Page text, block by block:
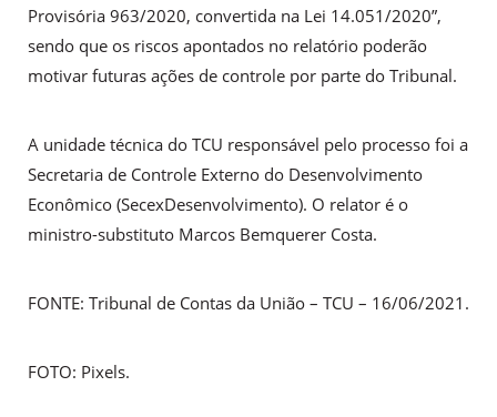
Provisória 963/2020, convertida na Lei 14.051/2020”,
sendo que os riscos apontados no relatório poderão
motivar futuras ações de controle por parte do Tribunal.
A unidade técnica do TCU responsável pelo processo foi a
Secretaria de Controle Externo do Desenvolvimento
Econômico (SecexDesenvolvimento). O relator é o
ministro-substituto Marcos Bemquerer Costa.
FONTE: Tribunal de Contas da União – TCU – 16/06/2021.
FOTO: Pixels.